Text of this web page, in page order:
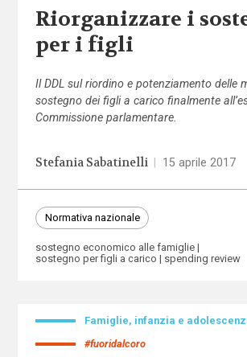
Riorganizzare i
per i figli
Il DDL sul riordino e potenziamento delle
sostegno dei figli a carico finalmente
Commissione parlamentare.
Stefania Sabatinelli 15 aprile 2017
Normativa nazionale
sostegno economico alle famiglie
sostegno per figli a carico
spending review
Famiglie, infanzia e
#fuoridalcoro